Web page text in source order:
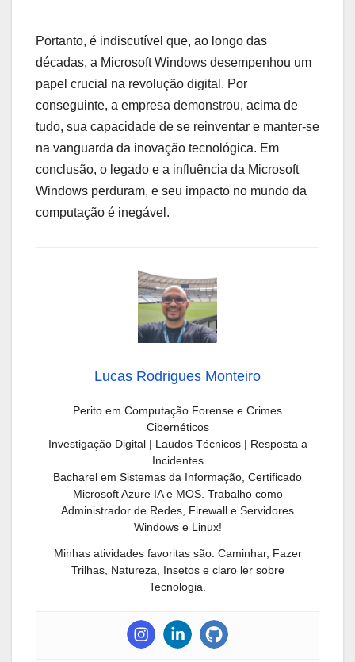
Portanto, é indiscutível que, ao longo das
décadas, a Microsoft Windows desempenhou um
papel crucial na revolução digital. Por
conseguinte, a empresa demonstrou, acima de
tudo, sua capacidade de se reinventar e manter-se
na vanguarda da inovação tecnológica. Em
conclusão, o legado e a influência da Microsoft
Windows perduram, e seu impacto no mundo da
computação é inegável.
Lucas Rodrigues Monteiro
Perito em Computação Forense e Crimes
Cibernéticos
Investigação Digital | Laudos Técnicos | Resposta a
Incidentes
Bacharel em Sistemas da Informação, Certificado
Microsoft Azure IA e MOS. Trabalho como
Administrador de Redes, Firewall e Servidores
Windows e Linux!
Minhas atividades favoritas são: Caminhar, Fazer
Trilhas, Natureza, Insetos e claro ler sobre
Tecnologia.